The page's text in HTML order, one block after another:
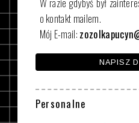
o kontakt mailem.
Mój E-mail:
NAPISZ
Personalne